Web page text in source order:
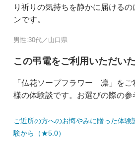
り祈りの気持ちを静かに届ける
ンです。
男性:30代／山口県
この弔電をご利用いただい
「仏花ソープフラワー 凛」をご
様の体験談です。お選びの際の参
ご近所の方へのお悔やみに贈った体験
験から（★5.0）